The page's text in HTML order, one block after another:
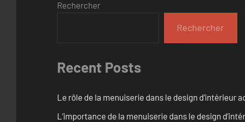
Rechercher
Rechercher
Recent Posts
Le rôle de la menuiserie dans le design d’intérieur
L’importance de la menuiserie dans le design